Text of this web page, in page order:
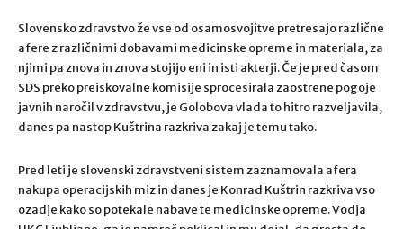
Slovensko zdravstvo že vse od osamosvojitve pretresajo različne
afere z različnimi dobavami medicinske opreme in materiala, za
njimi pa znova in znova stojijo eni in isti akterji. Če je pred časom
SDS preko preiskovalne komisije sprocesirala zaostrene pogoje
javnih naročil v zdravstvu, je Golobova vlada to hitro razveljavila,
danes pa nastop Kuštrina razkriva zakaj je temu tako.
Pred leti je slovenski zdravstveni sistem zaznamovala afera
nakupa operacijskih miz in danes je Konrad Kuštrin razkriva vso
ozadje kako so potekale nabave te medicinske opreme. Vodja